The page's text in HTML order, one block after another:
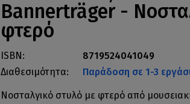
Bannerträger -
φτερό
ISBN:
8719524041049
Διαθεσιμότητα:
Παράδοση σε 1-3
Νοσταλγικό στυλό με φτερό από